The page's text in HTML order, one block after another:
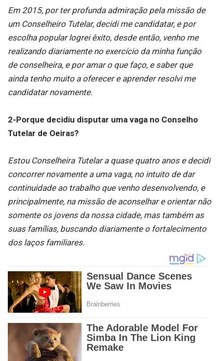
Em 2015, por ter profunda admiração pela missão de
um Conselheiro Tutelar, decidi me candidatar, e por
escolha popular logrei êxito, desde então, venho me
realizando diariamente no exercício da minha função
de conselheira, e por amar o que faço, e saber que
ainda tenho muito a oferecer e aprender resolvi me
candidatar novamente.
2-Porque decidiu disputar uma vaga no Conselho
Tutelar de Oeiras?
Estou Conselheira Tutelar a quase quatro anos e decidi
concorrer novamente a uma vaga, no intuito de dar
continuidade ao trabalho que venho desenvolvendo, e
principalmente, na missão de aconselhar e orientar não
somente os jovens da nossa cidade, mas também as
suas famílias, buscando diariamente o fortalecimento
dos laços familiares.